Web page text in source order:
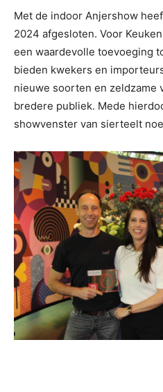
Met de indoor Anjershow
2024 afgesloten. Voor
een waardevolle toevoeging
bieden kwekers en
nieuwe soorten en zeldzame
bredere publiek. Mede
showvenster van sierteelt